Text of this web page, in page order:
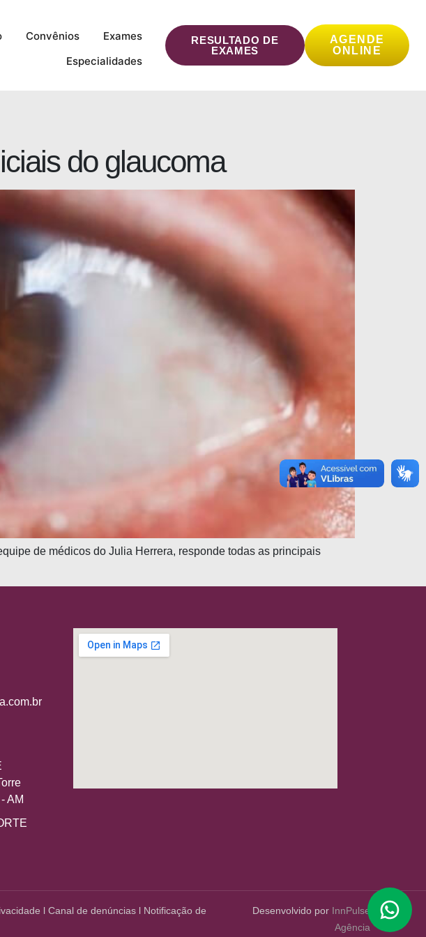
Convênios
Exames
Especialidades
AGENDE
ONLINE
RESULTADO DE
EXAMES
do glaucoma
de médicos do Julia Herrera, responde todas as principais
AM
lCanal de denúncias l Notificação de
Desenvolvido por InnPulse
Agência